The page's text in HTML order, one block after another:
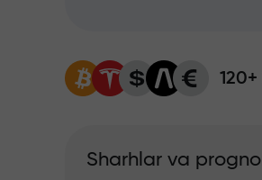
Sharhlar va